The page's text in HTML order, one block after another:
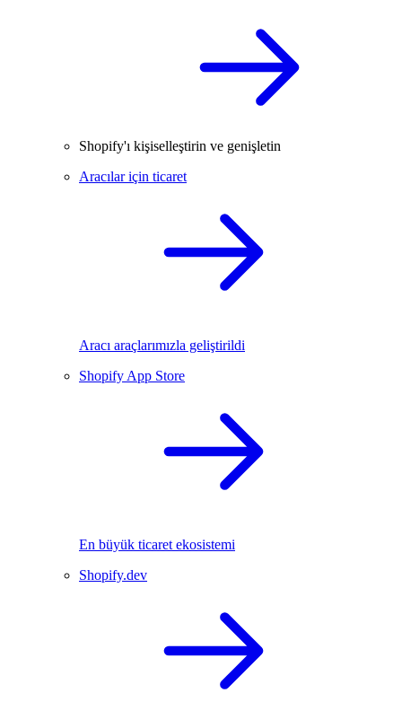
Shopify'ı kişiselleştirin ve genişletin
Aracılar için ticaret
Aracı araçlarımızla geliştirildi
Shopify App Store
En büyük ticaret ekosistemi
Shopify.dev